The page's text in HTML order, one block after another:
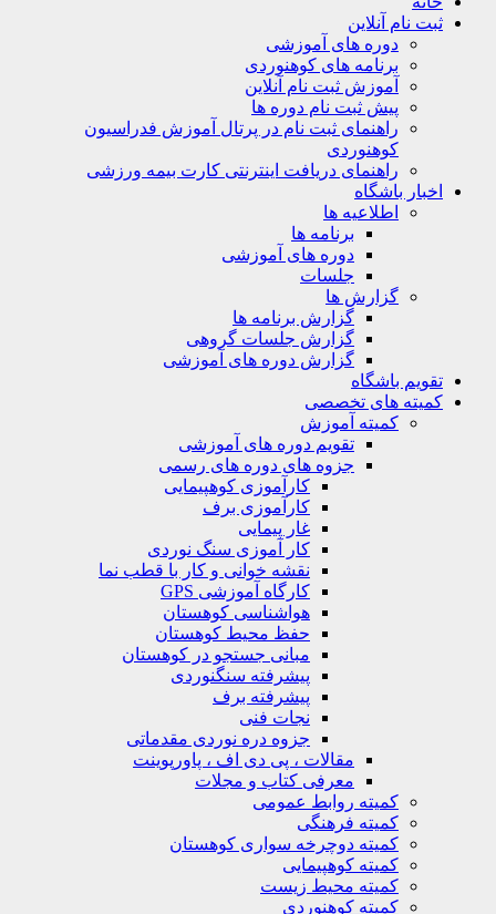
نام آنلاین
دوره های آموزشی
برنامه های کوهنوردی
آموزش ثبت نام آنلاین
پیش ثبت نام دوره ها
راهنمای ثبت نام در پرتال آموزش فدراسیون
کوهنوردی
راهنمای دریافت اینترنتی کارت بیمه ورزشی
باشگاه
اطلاعیه ها
برنامه ها
دوره های آموزشی
جلسات
گزارش ها
گزارش برنامه ها
گزارش جلسات گروهی
گزارش دوره های آموزشی
باشگاه
های تخصصی
کمیته آموزش
تقویم دوره های آموزشی
جزوه های دوره های رسمی
کارآموزی کوهپیمایی
کارآموزی برف
غار پیمایی
کار آموزی سنگ نوردی
نقشه خوانی و کار با قطب نما
کارگاه آموزشی GPS
هواشناسی کوهستان
حفظ محیط کوهستان
مبانی جستجو در کوهستان
پیشرفته سنگنوردی
پیشرفته برف
نجات فنی
جزوه دره نوردی مقدماتی
مقالات ، پی دی اف ، پاورپوینت
معرفی کتاب و مجلات
کمیته روابط عمومی
کمیته فرهنگی
کمیته دوچرخه سواری کوهستان
کمیته کوهپیمایی
کمیته محیط زیست
کمیته کوهنوردی